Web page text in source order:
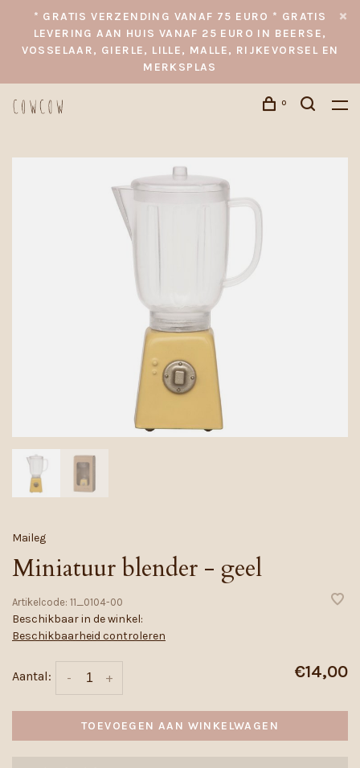
* GRATIS VERZENDING VANAF 75 EURO * GRATIS
LEVERING AAN HUIS VANAF 25 EURO IN BEERSE,
VOSSELAAR, GIERLE, LILLE, MALLE, RIJKEVORSEL EN
MERKSPLAS
0
Maileg
Miniatuur blender - geel
Artikelcode: 11_0104-00
Beschikbaar in de winkel:
Beschikbaarheid controleren
Aantal: +
- €14,00
TOEVOEGEN AAN WINKELWAGEN